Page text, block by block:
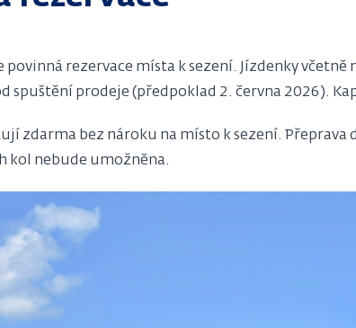
povinná rezervace místa k sezení. Jízdenky
spuštění prodeje (předpoklad 2. června 2026).
zdarma bez nároku na místo k sezení.
kol nebude umožněna.